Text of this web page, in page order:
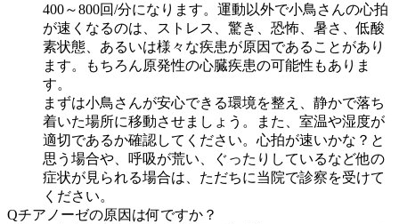
400～800回/分になります。運動以外で小鳥さんの心拍
が速くなるのは、ストレス、驚き、恐怖、暑さ、低酸
素状態、あるいは様々な疾患が原因であることがあり
ます。もちろん原発性の心臓疾患の可能性もありま
す。
まずは小鳥さんが安心できる環境を整え、静かで落ち
着いた場所に移動させましょう。また、室温や湿度が
適切であるか確認してください。心拍が速いかな？と
思う場合や、呼吸が荒い、ぐったりしているなど他の
症状が見られる場合は、ただちに当院で診察を受けて
ください。
Qチアノーゼの原因は何ですか？